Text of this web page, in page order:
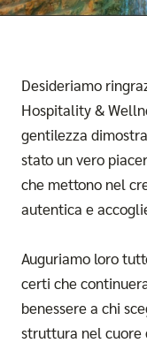
Desideriamo
Hospitality &
gentilezza
stato un vero
che mettono nel
autentica e
Auguriamo loro
certi che
benessere a chi
struttura nel cuore